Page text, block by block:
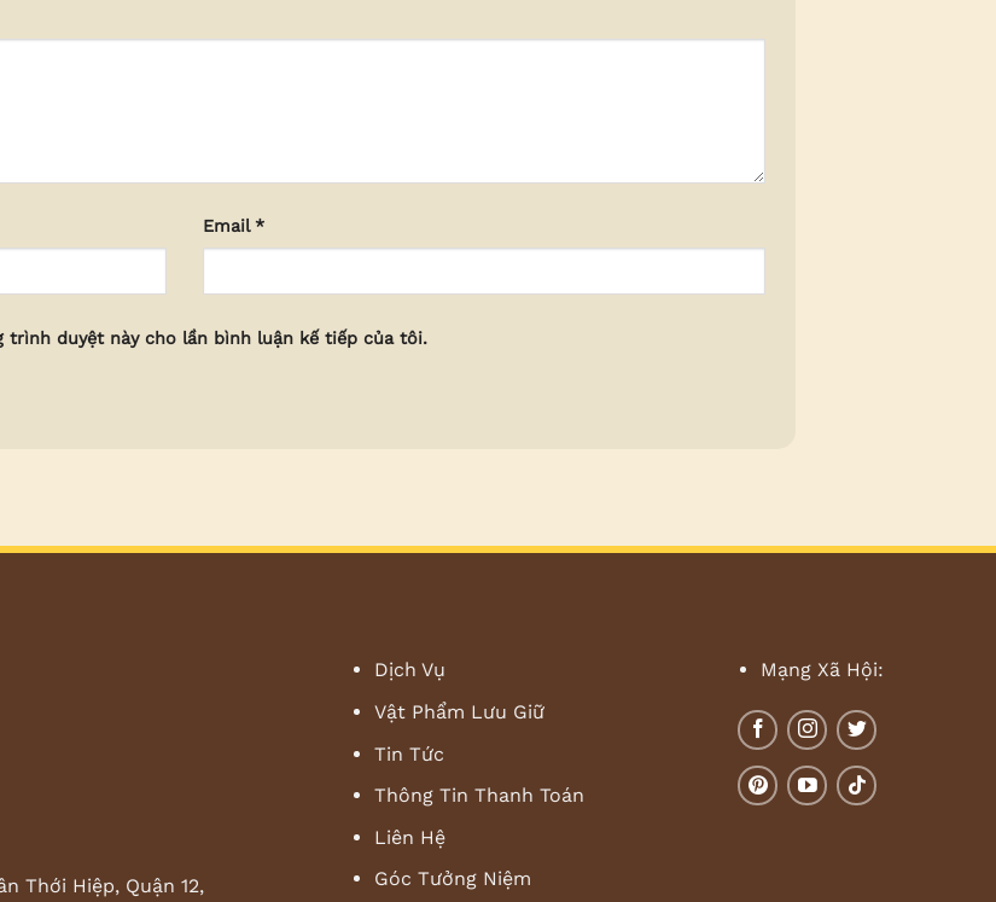
Email*
duyệt này cho lần bình luận kế tiếp của tôi.
Thới Hiệp, Quận 12,
Dịch Vụ
Vật Phẩm Lưu Giữ
Tin Tức
Thông Tin Thanh Toán
Liên Hệ
Góc Tưởng Niệm
Mạng Xã Hội: